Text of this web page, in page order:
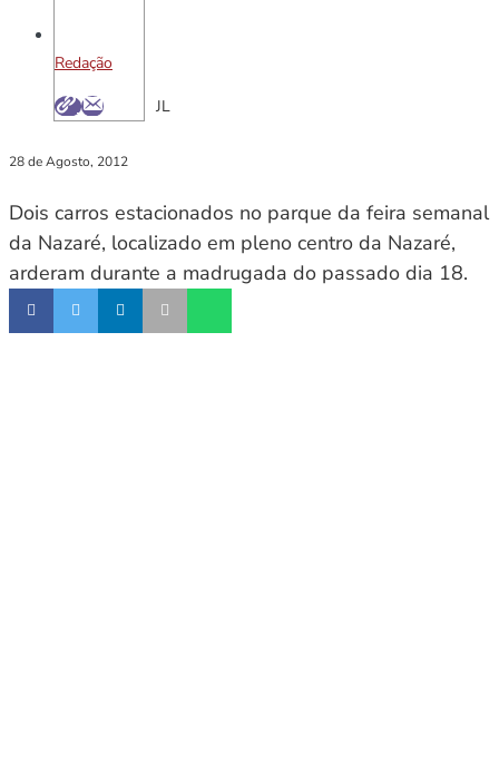
Redação
JL
28 de Agosto, 2012
Dois carros estacionados no parque da feira semanal
da Nazaré, localizado em pleno centro da Nazaré,
arderam durante a madrugada do passado dia 18.